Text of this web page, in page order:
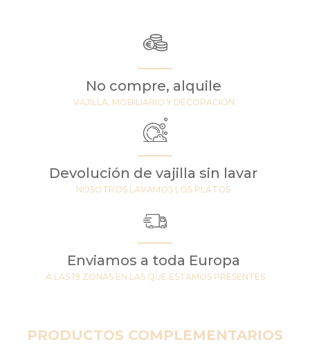
No compre, alquile
VAJILLA, MOBILIARIO Y DECORACIÓN
Devolución de vajilla sin lavar
NOSOTROS LAVAMOS LOS PLATOS
Enviamos a toda Europa
A LAS 19 ZONAS EN LAS QUE ESTAMOS PRESENTES
PRODUCTOS COMPLEMENTARIOS